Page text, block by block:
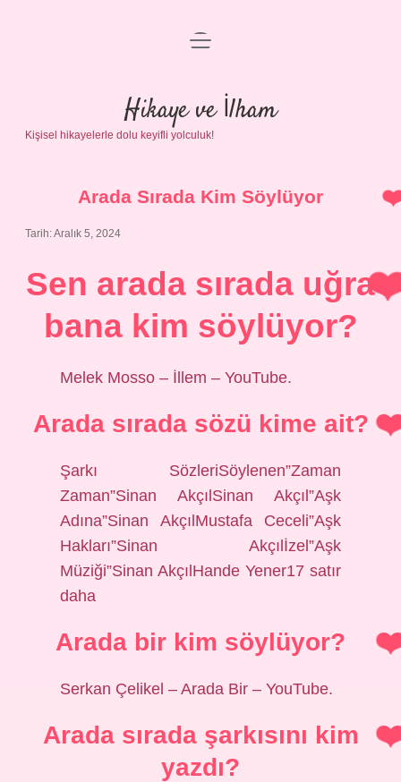
Anasayfa
Gizlilik Politikası
Yasal Uyarı
menüyü
Hikaye ve İlham
Kişisel hikayelerle dolu keyifli yolculuk!
Arada Sırada Kim Söylüyor
Tarih: Aralık 5, 2024
Sen arada sırada uğra
bana kim söylüyor?
Melek Mosso – İllem – YouTube.
Arada sırada sözü kime ait?
Şarkı SözleriSöylenen”Zaman
Zaman”Sinan AkçılSinan Akçıl”Aşk
Adına”Sinan AkçılMustafa Ceceli”Aşk
Hakları”Sinan Akçılİzel”Aşk
Müziği”Sinan AkçılHande Yener17 satır
daha
Arada bir kim söylüyor?
Serkan Çelikel – Arada Bir – YouTube.
Arada sırada şarkısını kim
yazdı?